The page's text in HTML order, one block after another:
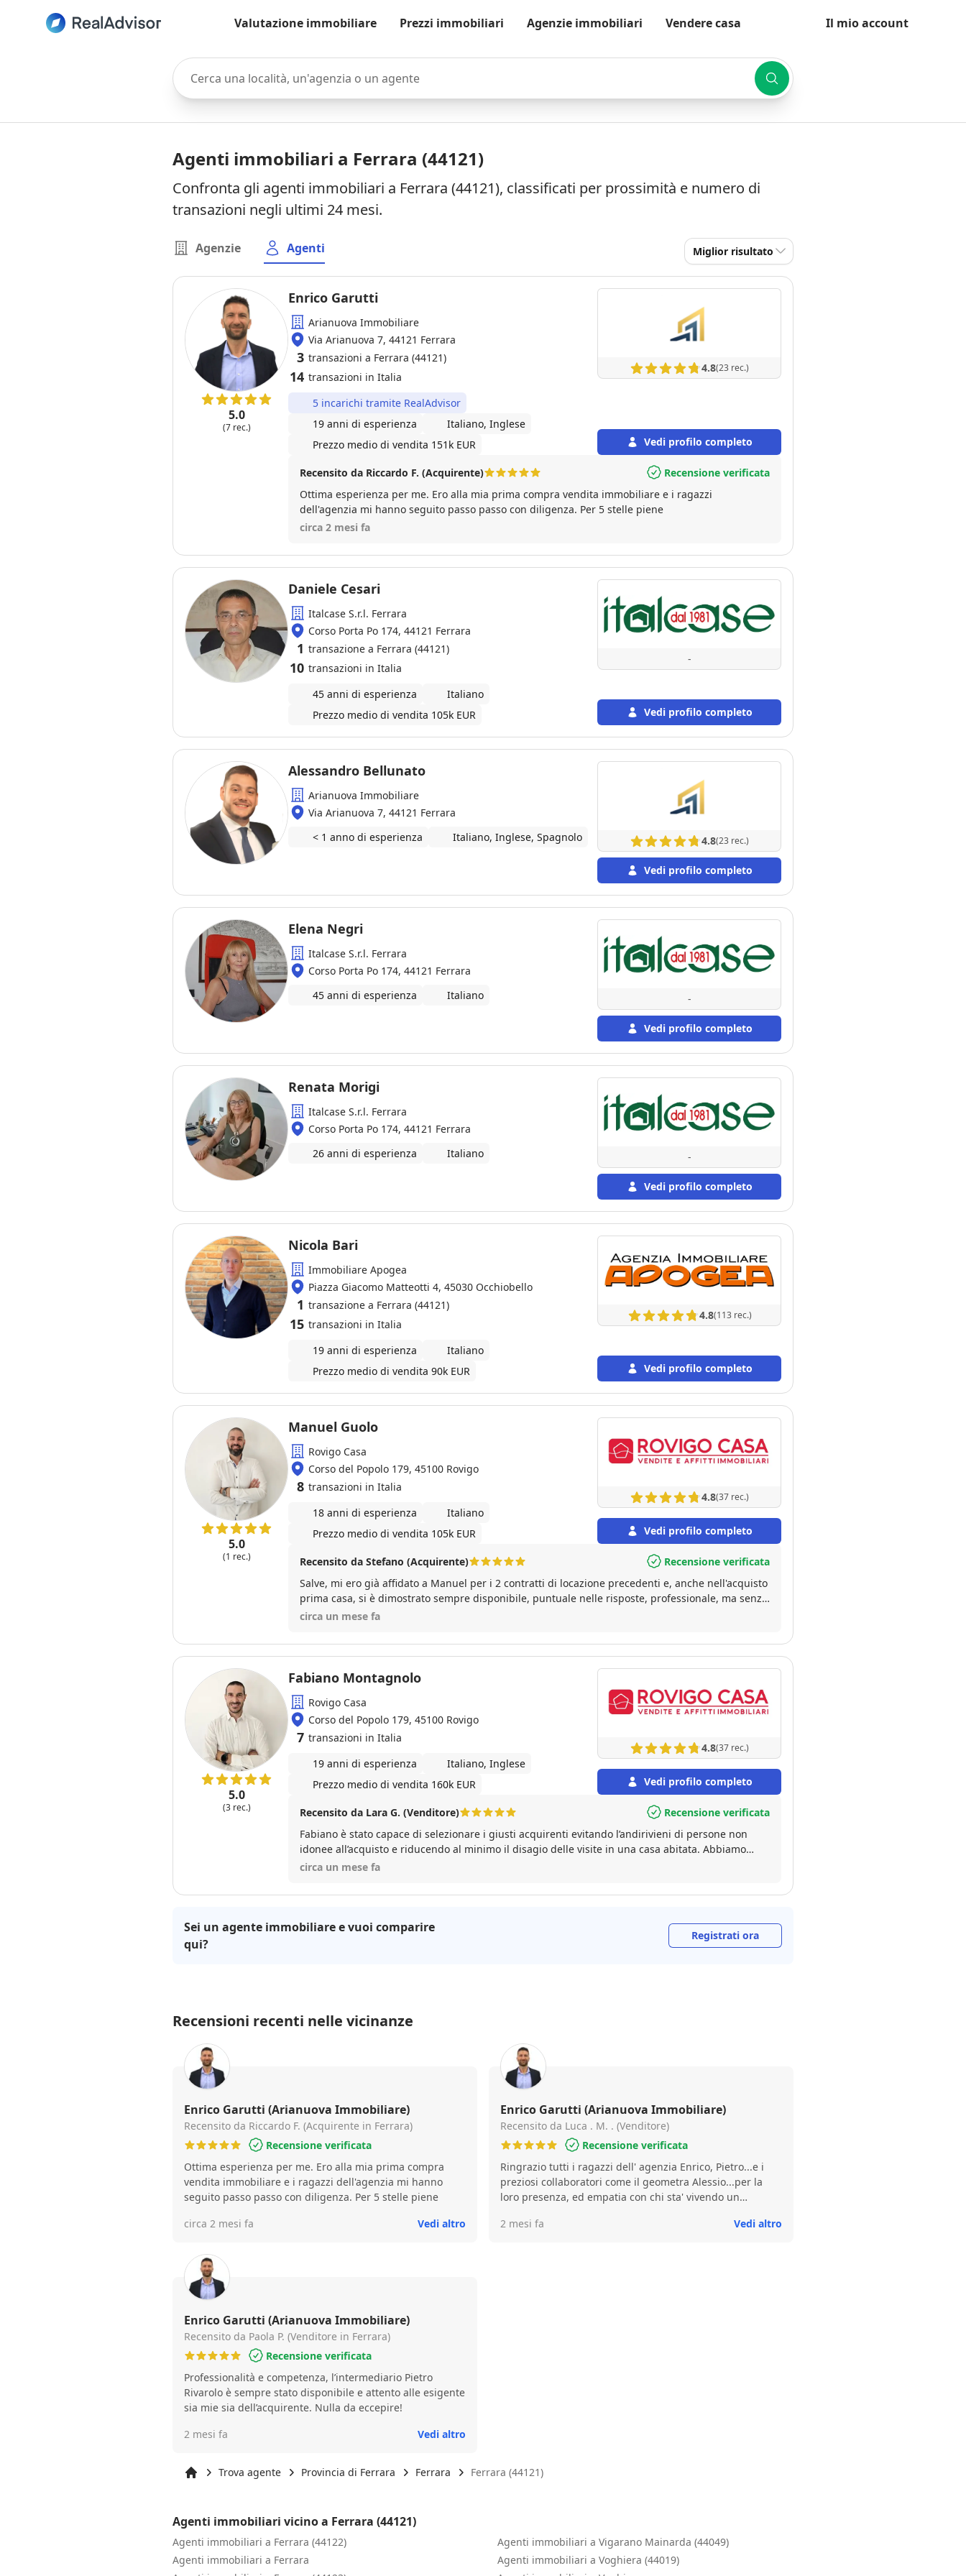
Valutazione immobiliare Prezzi immobiliari Agenzie immobiliari Vendere casa Il mio account
Cerca una località, un'agenzia o un agente
Agenti immobiliari a Ferrara (44121)
Confronta gli agenti immobiliari a Ferrara (44121), classificati per prossimità e numero di
transazioni negli ultimi 24 mesi.
Agenzie Agenti Miglior risultato
5.0
(7 rec.)
Enrico Garutti
Arianuova Immobiliare
Via Arianuova 7, 44121 Ferrara
3 transazioni a Ferrara (44121)
14 transazioni in Italia
5 incarichi tramite RealAdvisor
19 anni di esperienza
Italiano, Inglese
Prezzo medio di vendita 151k EUR
4.8(23 rec.)
Vedi profilo completo
Recensito da Riccardo F. (Acquirente)
Recensione verificata
Ottima esperienza per me. Ero alla mia prima compra vendita immobiliare e i ragazzi
dell'agenzia mi hanno seguito passo passo con diligenza. Per 5 stelle piene
circa 2 mesi fa
Daniele Cesari
Italcase S.r.l. Ferrara
Corso Porta Po 174, 44121 Ferrara
1 transazione a Ferrara (44121)
10 transazioni in Italia
45 anni di esperienza
Italiano
Prezzo medio di vendita 105k EUR
-
Vedi profilo completo
Alessandro Bellunato
Arianuova Immobiliare
Via Arianuova 7, 44121 Ferrara
< 1 anno di esperienza
Italiano, Inglese, Spagnolo 4.8(23 rec.)
Vedi profilo completo
Elena Negri
Italcase S.r.l. Ferrara
Corso Porta Po 174, 44121 Ferrara
45 anni di esperienza
Italiano -
Vedi profilo completo
Renata Morigi
Italcase S.r.l. Ferrara
Corso Porta Po 174, 44121 Ferrara
26 anni di esperienza
Italiano -
Vedi profilo completo
Nicola Bari
Immobiliare Apogea
Piazza Giacomo Matteotti 4, 45030 Occhiobello
1 transazione a Ferrara (44121)
15 transazioni in Italia
19 anni di esperienza
Italiano
Prezzo medio di vendita 90k EUR
4.8(113 rec.)
Vedi profilo completo
5.0
(1 rec.)
Manuel Guolo
Rovigo Casa
Corso del Popolo 179, 45100 Rovigo
8 transazioni in Italia
18 anni di esperienza
Italiano
Prezzo medio di vendita 105k EUR
4.8(37 rec.)
Vedi profilo completo
Recensito da Stefano (Acquirente)
Recensione verificata
Salve, mi ero già affidato a Manuel per i 2 contratti di locazione precedenti e, anche nell'acquisto
prima casa, si è dimostrato sempre disponibile, puntuale nelle risposte, professionale, ma senza
essere borioso:-) recensione sicuramente positiva💪
circa un mese fa
5.0
(3 rec.)
Fabiano Montagnolo
Rovigo Casa
Corso del Popolo 179, 45100 Rovigo
7 transazioni in Italia
19 anni di esperienza
Italiano, Inglese
Prezzo medio di vendita 160k EUR
4.8(37 rec.)
Vedi profilo completo
Recensito da Lara G. (Venditore)
Recensione verificata
Fabiano è stato capace di selezionare i giusti acquirenti evitando l’andirivieni di persone non
idonee all’acquisto e riducendo al minimo il disagio delle visite in una casa abitata. Abbiamo
venduto la nostra abitazione in tempi veloci.
circa un mese fa
Sei un agente immobiliare e vuoi comparire
qui?
Registrati ora
Recensioni recenti nelle vicinanze
Enrico Garutti (Arianuova Immobiliare)
Recensito da Riccardo F. (Acquirente in Ferrara)
Recensione verificata
Ottima esperienza per me. Ero alla mia prima compra
vendita immobiliare e i ragazzi dell'agenzia mi hanno
seguito passo passo con diligenza. Per 5 stelle piene
circa 2 mesi fa
Vedi altro
Enrico Garutti (Arianuova Immobiliare)
Recensito da Luca . M. . (Venditore)
Recensione verificata
Ringrazio tutti i ragazzi dell' agenzia Enrico, Pietro...e i
preziosi collaboratori come il geometra Alessio...per la
loro presenza, ed empatia con chi sta' vivendo un
comprare una nuova casa, non è sempre scontato che
2 mesi fa Vedi altro
Enrico Garutti (Arianuova Immobiliare)
Recensito da Paola P. (Venditore in Ferrara)
Recensione verificata
Professionalità e competenza, l’intermediario Pietro
Rivarolo è sempre stato disponibile e attento alle esigente
sia mie sia dell’acquirente. Nulla da eccepire!
2 mesi fa
Vedi altro
Trova agente Provincia di Ferrara Ferrara Ferrara (44121)
Agenti immobiliari vicino a Ferrara (44121)
Agenti immobiliari a Ferrara (44122)
Agenti immobiliari a Ferrara
Agenti immobiliari a Vigarano Mainarda (44049)
Agenti immobiliari a Voghiera (44019)